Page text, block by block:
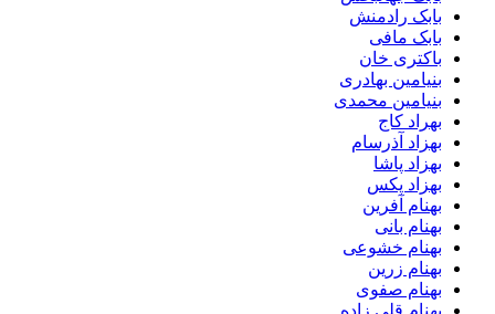
بابک رادمنش
بابک مافی
باکتری خان
بنیامین بهادری
بنیامین محمدی
بهراد کاج
بهزاد آذرسام
بهزاد پاشا
بهزاد پکس
بهنام آفرین
بهنام بانی
بهنام خشوعی
بهنام زرین
بهنام صفوی
بهنام قلی زاده